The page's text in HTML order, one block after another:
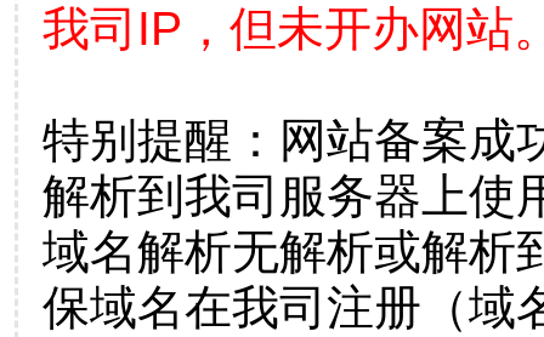
我司IP，但未开办网站
特别提醒：网站备案成
解析到我司服务器上使
域名解析无解析或解析
保域名在我司注册（域